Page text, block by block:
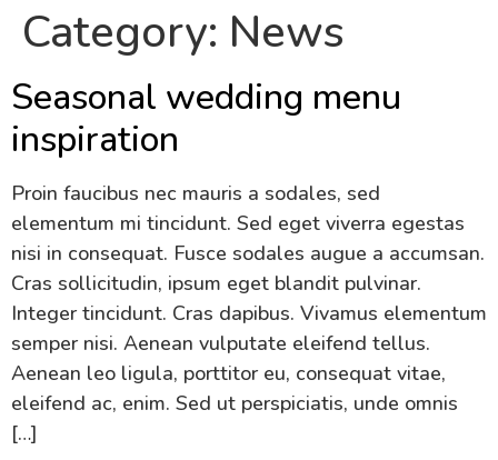
Category: News
Seasonal wedding menu
inspiration
Proin faucibus nec mauris a sodales, sed
elementum mi tincidunt. Sed eget viverra egestas
nisi in consequat. Fusce sodales augue a accumsan.
Cras sollicitudin, ipsum eget blandit pulvinar.
Integer tincidunt. Cras dapibus. Vivamus elementum
semper nisi. Aenean vulputate eleifend tellus.
Aenean leo ligula, porttitor eu, consequat vitae,
eleifend ac, enim. Sed ut perspiciatis, unde omnis
[…]